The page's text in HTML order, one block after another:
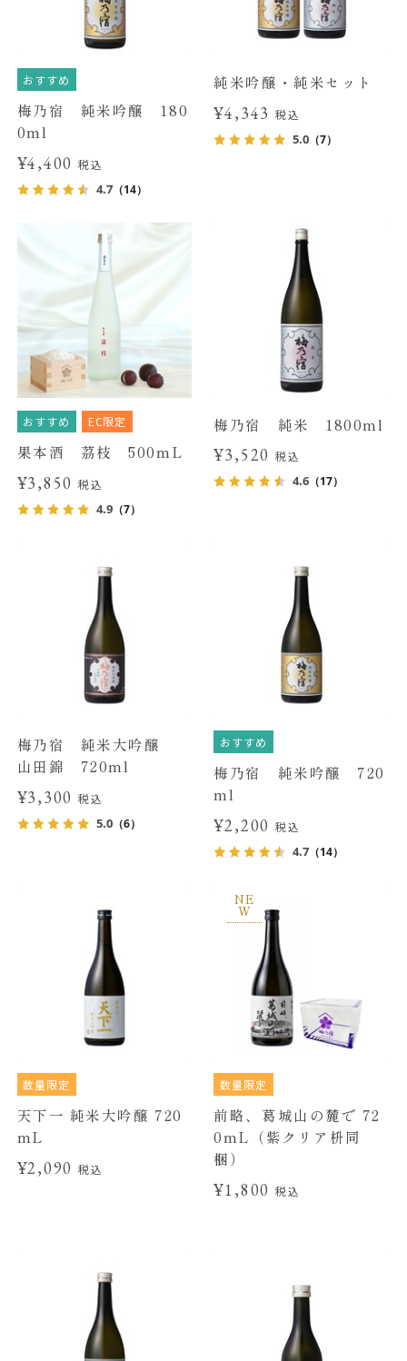
おすすめ
梅乃宿 純米吟醸 180
0ml
¥4,400税込
4.7（14）
純米吟醸・純米セット
¥4,343 税込
5.0 （7）
おすすめ EC限定
果本酒 茘枝 500mL
¥3,850税込
4.9（7）
梅乃宿 純米 1800ml
¥3,520 税込
4.6 （17）
梅乃宿 純米大吟醸
山田錦 720ml
¥3,300税込
5.0（6）
おすすめ
梅乃宿 純米吟醸 720
ml
¥2,200 税込
4.7 （14）
数量限定
天下一 純米大吟醸 720
mL
¥2,090税込
NE
W
数量限定
前略、葛城山の麓で 72
0mL（紫クリア枡同
梱）
¥1,800 税込